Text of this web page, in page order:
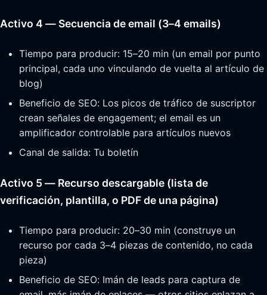
Activo 4 — Secuencia de email (3–4 emails)
Tiempo para producir: 15–20 min (un email por punto
principal, cada uno vinculando de vuelta al artículo de
blog)
Beneficio de SEO: Los picos de tráfico de suscriptor
crean señales de engagement; el email es un
amplificador controlable para artículos nuevos
Canal de salida: Tu boletín
Activo 5 — Recurso descargable (lista de
verificación, plantilla, o PDF de una página)
Tiempo para producir: 20–30 min (construye un
recurso por cada 3–4 piezas de contenido, no cada
pieza)
Beneficio de SEO: Imán de leads para captura de